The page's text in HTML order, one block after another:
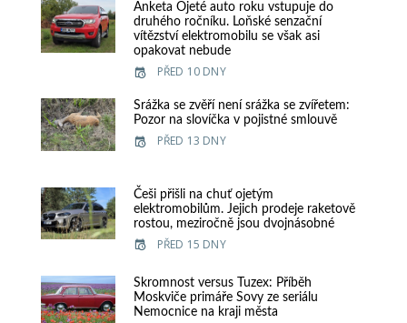
Anketa Ojeté auto roku vstupuje do
druhého ročníku. Loňské senzační
vítězství elektromobilu se však asi
opakovat nebude
PŘED 10 DNY
Srážka se zvěří není srážka se zvířetem:
Pozor na slovíčka v pojistné smlouvě
PŘED 13 DNY
Češi přišli na chuť ojetým
elektromobilům. Jejich prodeje raketově
rostou, meziročně jsou dvojnásobné
PŘED 15 DNY
Skromnost versus Tuzex: Příběh
Moskviče primáře Sovy ze seriálu
Nemocnice na kraji města